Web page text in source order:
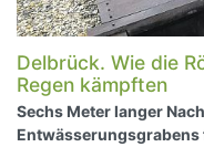
Delbrück. Wie die
Regen kämpften
Sechs Meter langer